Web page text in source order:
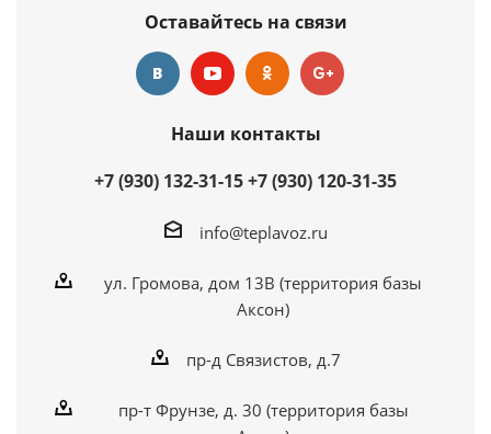
Оставайтесь на связи
Наши контакты
+7 (930) 132-31-15+7 (930) 120-31-35
info@teplavoz.ru
ул. Громова, дом 13В (территория базы
Аксон)
пр-д Связистов, д.7
пр-т Фрунзе, д. 30 (территория базы